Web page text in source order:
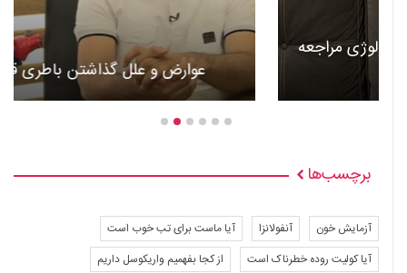
عوارض و علل گذاشتن باطری قلب +ویدئو
برچسب‌ها
آزمایش خون آنفولانزا
آیا ماست برای تب خوب است
آیا کولیت روده خطرناک است
از کجا بفهمیم واریکوسل داریم